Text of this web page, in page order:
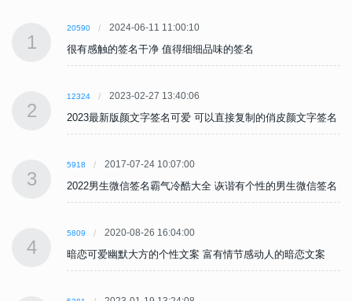
1
20590 2024-06-11 11:00:10
很有感触的签名干净 值得细细品味的签名
2
12324 2023-02-27 13:40:06
2023最新版颜文字签名可爱 可以直接复制的俏皮颜文字签名
3
5918 2017-07-24 10:07:00
2022男生微信签名霸气冷酷大全 诙谐有个性的男生微信签名
4
5809 2020-08-26 16:04:00
暗恋可爱幽默大方的个性文案 富有情节感动人的暗恋文案